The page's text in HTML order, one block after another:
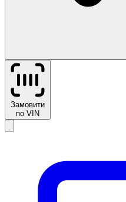
Замовити
по VIN